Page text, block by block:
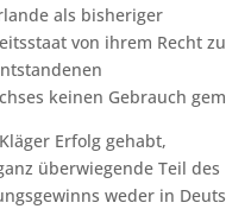
als bisheriger
von ihrem Recht
keinen Gebrauch
Erfolg gehabt,
überwiegende Teil des
weder in